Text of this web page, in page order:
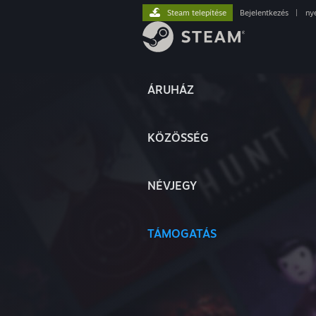
ÁRUHÁZ
KÖZÖSSÉG
NÉVJEGY
TÁMOGATÁS
Steam telepítése Bejelentkezés